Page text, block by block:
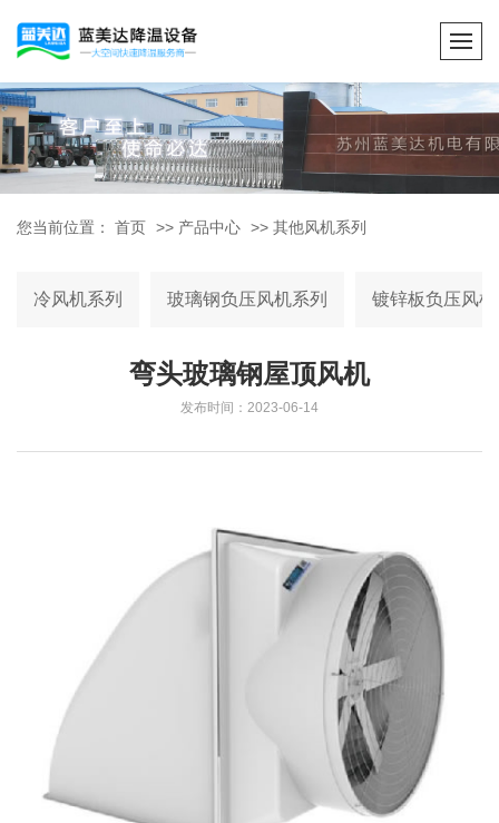
您当前位置： 首页 >> 产品中心 >> 其他风机系列
冷风机系列 玻璃钢负压风机系列 镀锌板负压风机
弯头玻璃钢屋顶风机
发布时间：2023-06-14